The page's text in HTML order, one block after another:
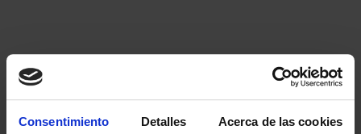
Consentimiento Detalles Acerca de las cookies
SARTEN FAGOR MAXIMA 26CM ROJO ALU.FORJADO